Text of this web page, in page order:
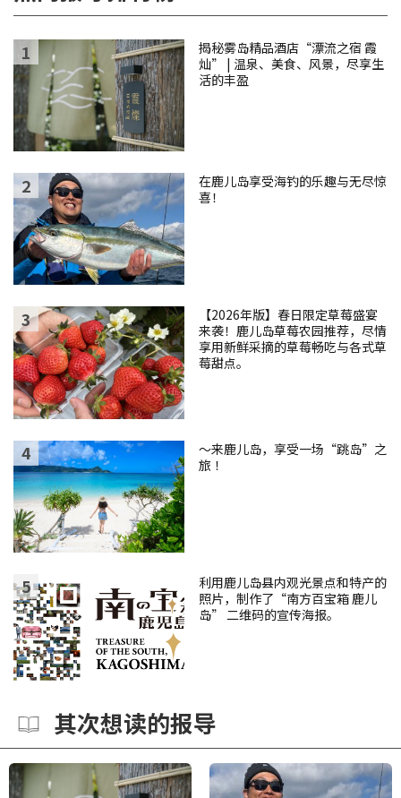
揭秘雾岛精品酒店“漂流之宿 霞
灿” | 温泉、美食、风景，尽享生
活的丰盈
在鹿儿岛享受海钓的乐趣与无尽惊
喜！
【2026年版】春日限定草莓盛宴
来袭！鹿儿岛草莓农园推荐，尽情
享用新鲜采摘的草莓畅吃与各式草
莓甜点。
～来鹿儿岛，享受一场“跳岛”之
旅 ！
利用鹿儿岛县内观光景点和特产的
照片，制作了“南方百宝箱 鹿儿
岛” 二维码的宣传海报。
其次想读的报导